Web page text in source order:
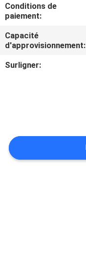
CONTRÔLE
DE
QUALITÉ
DEMANDEZ
Conditions de
paiement:
Capacité
d'approvisionnement:
Surligner: